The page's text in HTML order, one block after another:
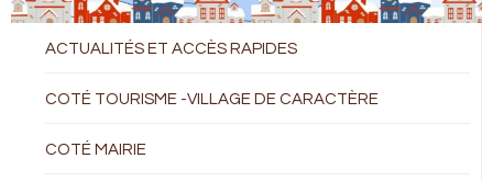
ACTUALITÉS ET ACCÈS RAPIDES
COTÉ TOURISME -VILLAGE DE CARACTÈRE
COTÉ MAIRIE